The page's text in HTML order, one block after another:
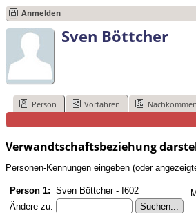
Anmelden
Sven Böttcher
Person Vorfahren Nachkommen
Verwandtschaftsbeziehung
Personen-Kennungen eingeben (oder
Person 1: Sven Böttcher - I602
Ändere zu: